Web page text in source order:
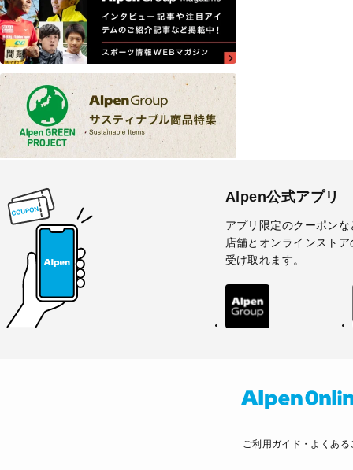
Alpen公式アプリ
アプリ限定のクーポンな
店舗とオンラインスト
受け取れます。
ご利用ガイド・よくある